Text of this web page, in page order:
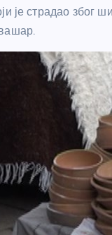
је страдао